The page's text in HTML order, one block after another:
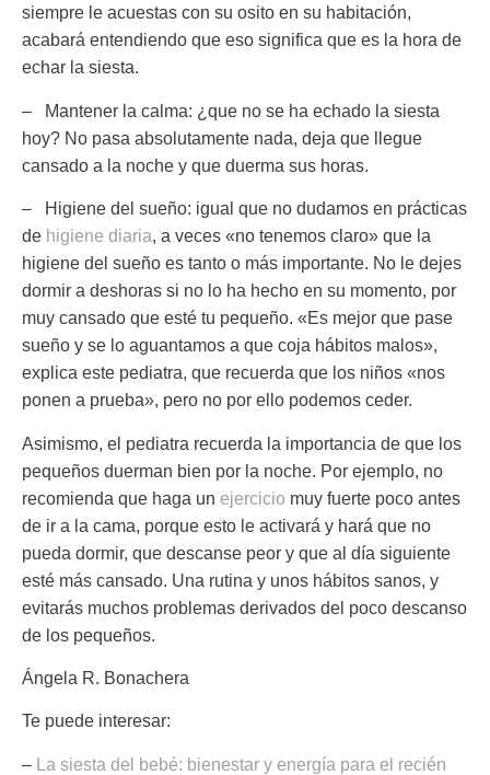
siempre le acuestas con su osito en su habitación,
acabará entendiendo que eso significa que es la hora de
echar la siesta.
– Mantener la calma: ¿que no se ha echado la siesta
hoy? No pasa absolutamente nada, deja que llegue
cansado a la noche y que duerma sus horas.
– Higiene del sueño: igual que no dudamos en prácticas
de higiene diaria, a veces «no tenemos claro» que la
higiene del sueño es tanto o más importante. No le dejes
dormir a deshoras si no lo ha hecho en su momento, por
muy cansado que esté tu pequeño. «Es mejor que pase
sueño y se lo aguantamos a que coja hábitos malos»,
explica este pediatra, que recuerda que los niños «nos
ponen a prueba», pero no por ello podemos ceder.
Asimismo, el pediatra recuerda la importancia de que los
pequeños duerman bien por la noche. Por ejemplo, no
recomienda que haga un ejercicio muy fuerte poco antes
de ir a la cama, porque esto le activará y hará que no
pueda dormir, que descanse peor y que al día siguiente
esté más cansado. Una rutina y unos hábitos sanos, y
evitarás muchos problemas derivados del poco descanso
de los pequeños.
Ángela R. Bonachera
Te puede interesar:
–
La siesta del bebé: bienestar y energía para el recién